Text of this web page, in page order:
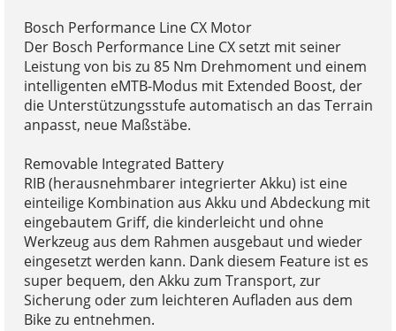
Bosch Performance Line CX Motor
Der Bosch Performance Line CX setzt mit seiner
Leistung von bis zu 85 Nm Drehmoment und einem
intelligenten eMTB-Modus mit Extended Boost, der
die Unterstützungsstufe automatisch an das Terrain
anpasst, neue Maßstäbe.
Removable Integrated Battery
RIB (herausnehmbarer integrierter Akku) ist eine
einteilige Kombination aus Akku und Abdeckung mit
eingebautem Griff, die kinderleicht und ohne
Werkzeug aus dem Rahmen ausgebaut und wieder
eingesetzt werden kann. Dank diesem Feature ist es
super bequem, den Akku zum Transport, zur
Sicherung oder zum leichteren Aufladen aus dem
Bike zu entnehmen.